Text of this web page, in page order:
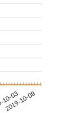
03
2019-10-09